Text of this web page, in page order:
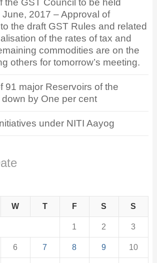
the GST Council to be held
June, 2017 – Approval of
the draft GST Rules and related
of the rates of tax and
commodities are on the
others for tomorrow’s meeting.
91 major Reservoirs of the
by One per cent
under NITI Aayog
W T F S S
1 2 3
6 7 8 9 10